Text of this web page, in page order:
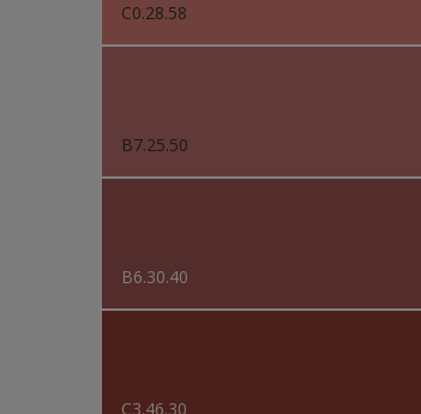
C0.28.58
B7.25.50
B6.30.40
C3.46.30